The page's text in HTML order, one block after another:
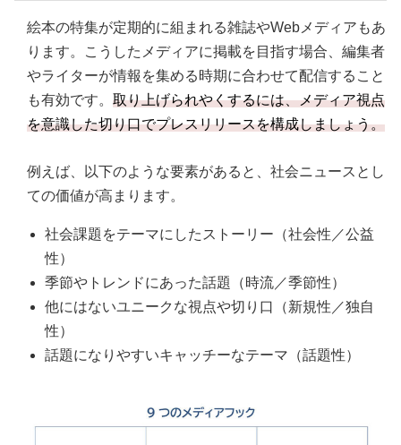
絵本の特集が定期的に組まれる雑誌やWebメディアもあ
ります。こうしたメディアに掲載を目指す場合、編集者
やライターが情報を集める時期に合わせて配信すること
も有効です。 取り上げられやくするには、メディア視点
を意識した切り口でプレスリリースを構成しましょう。
例えば、以下のような要素があると、社会ニュースとし
ての価値が高まります。
社会課題をテーマにしたストーリー（社会性／公益
性）
季節やトレンドにあった話題（時流／季節性）
他にはないユニークな視点や切り口（新規性／独自
性）
話題になりやすいキャッチーなテーマ（話題性）